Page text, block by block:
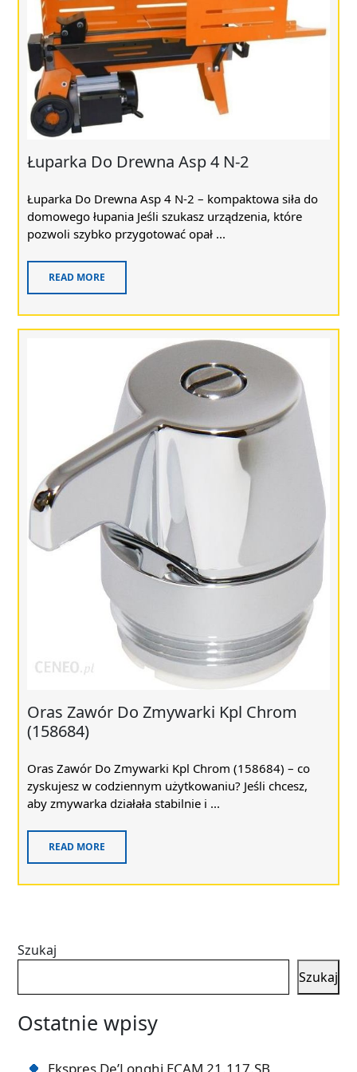
Łuparka Do Drewna Asp 4 N-2
Łuparka Do Drewna Asp 4 N-2 – kompaktowa siła do
domowego łupania Jeśli szukasz urządzenia, które
pozwoli szybko przygotować opał ...
READ MORE
Oras Zawór Do Zmywarki Kpl Chrom
(158684)
Oras Zawór Do Zmywarki Kpl Chrom (158684) – co
zyskujesz w codziennym użytkowaniu? Jeśli chcesz,
aby zmywarka działała stabilnie i ...
READ MORE
Szukaj
Szukaj
Ostatnie wpisy